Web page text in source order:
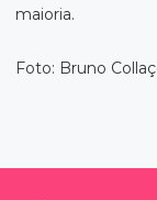
maioria.
Foto: Bruno